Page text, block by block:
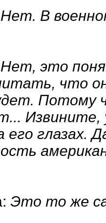
Нет. В
Нет, это
что
Потому
Извините,
глазах.
Это то же